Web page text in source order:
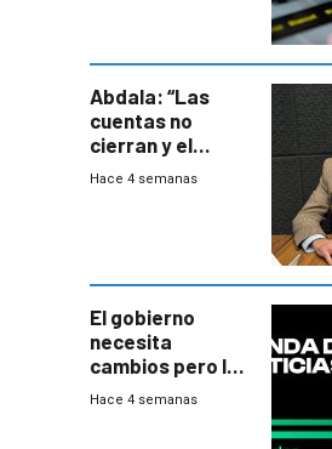
Abdala: “Las
cuentas no
cierran y el
balance del
Hace 4 semanas
El gobierno
necesita
cambios pero los
ministros tienen
Hace 4 semanas